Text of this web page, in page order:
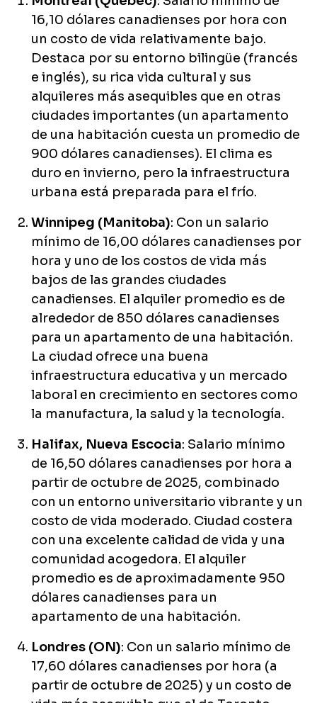
16,10 dólares canadienses por hora con
un costo de vida relativamente bajo.
Destaca por su entorno bilingüe (francés
e inglés), su rica vida cultural y sus
alquileres más asequibles que en otras
ciudades importantes (un apartamento
de una habitación cuesta un promedio de
900 dólares canadienses). El clima es
duro en invierno, pero la infraestructura
urbana está preparada para el frío.
Winnipeg (Manitoba): Con un salario
mínimo de 16,00 dólares canadienses por
hora y uno de los costos de vida más
bajos de las grandes ciudades
canadienses. El alquiler promedio es de
alrededor de 850 dólares canadienses
para un apartamento de una habitación.
La ciudad ofrece una buena
infraestructura educativa y un mercado
laboral en crecimiento en sectores como
la manufactura, la salud y la tecnología.
Halifax, Nueva Escocia: Salario mínimo
de 16,50 dólares canadienses por hora a
partir de octubre de 2025, combinado
con un entorno universitario vibrante y un
costo de vida moderado. Ciudad costera
con una excelente calidad de vida y una
comunidad acogedora. El alquiler
promedio es de aproximadamente 950
dólares canadienses para un
apartamento de una habitación.
Londres (ON): Con un salario mínimo de
17,60 dólares canadienses por hora (a
partir de octubre de 2025) y un costo de